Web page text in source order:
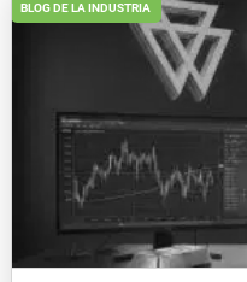
BLOG DE LA INDUSTRIA